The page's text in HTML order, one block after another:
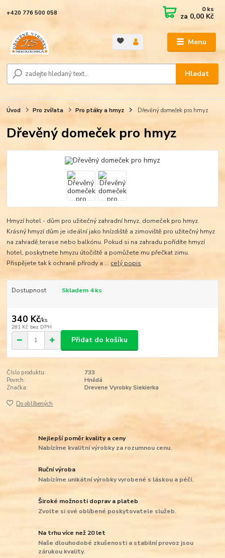
Menu
Hledat
+420 776 500 058 0ks
za 0,00 Kč
Úvod Pro zvířata Pro ptáky a hmyz Dřevěný domeček pro hmyz
Dřevěný domeček pro hmyz
Hmyzí hotel - dům pro užitečný zahradní hmyz, domeček pro hmyz.
Krásný hmyzí dům je ideální jako hnízdiště a zimoviště pro užitečný hmyz
na zahradě,terase nebo balkónu. Pokud si na zahradu pořídíte hmyzí
hotel, poskytnete hmyzu útočiště a pomůžete mu přečkat zimu.
Přispějete tak k ochraně přírody a ... celý popis
Dostupnost Skladem 4 ks
340 Kč/ks
281 Kč bez DPH
Přidat do košíku
Číslo produktu:
733
Povrch:
Hnědá
Značka:
Drevene Vyrobky Siekierka
Do oblíbených
Nejlepší poměr kvality a ceny
Nabízíme kvalitní výrobky za rozumnou cenu.
Ruční výroba
Nabízíme unikátní výrobky vyrobené s láskou a péčí.
Široké možnosti doprav a plateb
Zvolte si své oblíbené poskytovatele služeb.
Na trhu více než 20 let
Naše dlouhodobé zkušenosti a stabilní provoz jsou
zárukou kvality.